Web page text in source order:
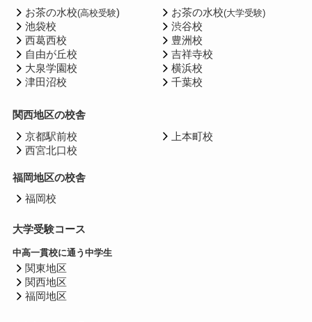
お茶の水校(高校受験)
池袋校
西葛西校
自由が丘校
大泉学園校
津田沼校
お茶の水校(大学受験)
渋谷校
豊洲校
吉祥寺校
横浜校
千葉校
関西地区の校舎
京都駅前校
西宮北口校
上本町校
福岡地区の校舎
福岡校
大学受験コース
中高一貫校に通う中学生
関東地区
関西地区
福岡地区